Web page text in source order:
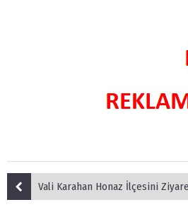
Vali Karahan Honaz İlçesini